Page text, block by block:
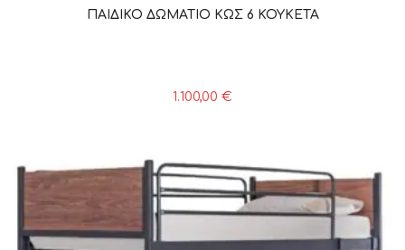
ΠΑΙΔΙΚΟ ΔΩΜΑΤΙΟ ΚΩΣ 6 ΚΟΥΚΕΤΑ
1.100,00 €